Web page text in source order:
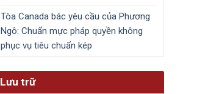
Tòa Canada bác yêu cầu của Phương
Ngô: Chuẩn mực pháp quyền không
phục vụ tiêu chuẩn kép
Lưu trữ